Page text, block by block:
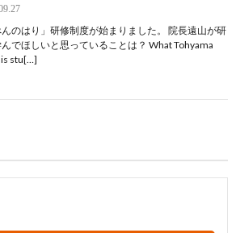
んのはり」研修制度が始まりました。 院長遠山が研
でほしいと思っていることは？ What Tohyama
stu[…]